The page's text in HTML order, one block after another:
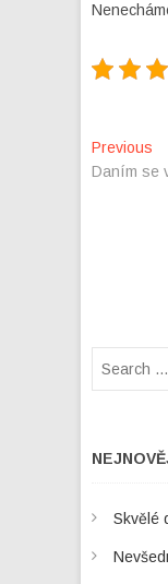
pro
Previous
Daním se
Skvělé